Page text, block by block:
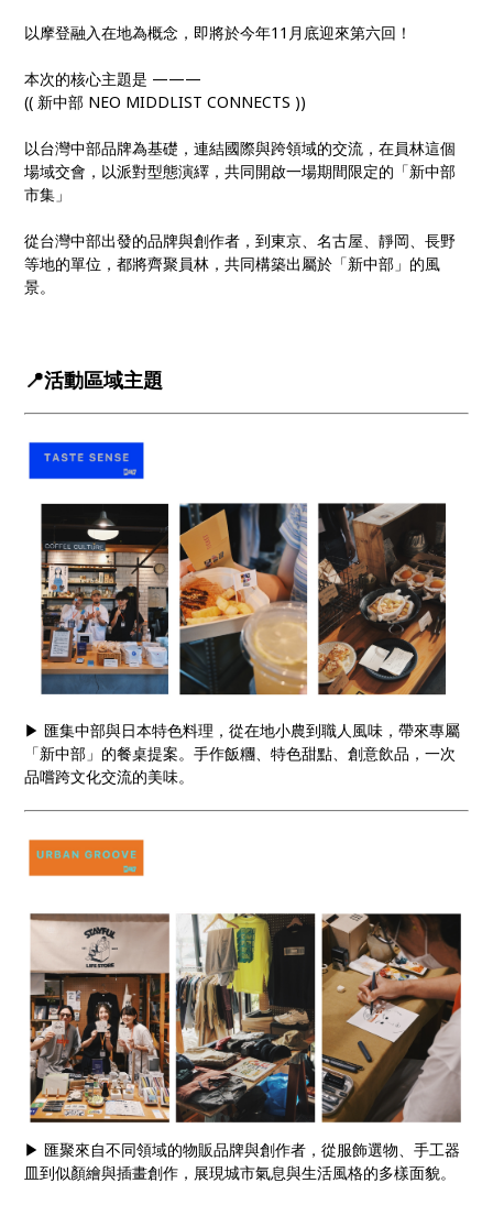
以摩登融入在地為概念，即將於今年11月底迎來第六回！
本次的核心主題是 ———
(( 新中部 NEO MIDDLIST CONNECTS ))
以台灣中部品牌為基礎，連結國際與跨領域的交流，在員林這個
場域交會，以派對型態演繹，共同開啟一場期間限定的「新中部
市集」
從台灣中部出發的品牌與創作者，到東京、名古屋、靜岡、長野
等地的單位，都將齊聚員林，共同構築出屬於「新中部」的風
景。
📍活動區域主題
▶ 匯集中部與日本特色料理，從在地小農到職人風味，帶來專屬
「新中部」的餐桌提案。手作飯糰、特色甜點、創意飲品，一次
品嚐跨文化交流的美味。
▶ 匯聚來自不同領域的物販品牌與創作者，從服飾選物、手工器
皿到似顏繪與插畫創作，展現城市氣息與生活風格的多樣面貌。